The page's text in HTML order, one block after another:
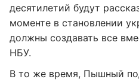
десятилетий будут
моменте в становлении
должны создавать все
НБУ.
В то же время, Пышный